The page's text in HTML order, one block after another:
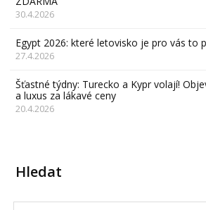
30.4.2026
Egypt 2026: které letovisko je pro vás to
27.4.2026
Šťastné týdny: Turecko a Kypr volají!
a luxus za lákavé ceny
20.4.2026
Hledat